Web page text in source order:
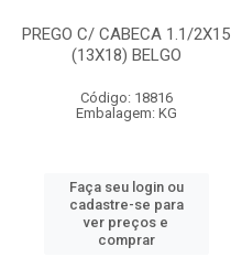
PREGO C/ CABECA 1.1/2X15
(13X18) BELGO
Código: 18816
Embalagem: KG
Faça seu login ou
cadastre-se para
ver preços e
comprar